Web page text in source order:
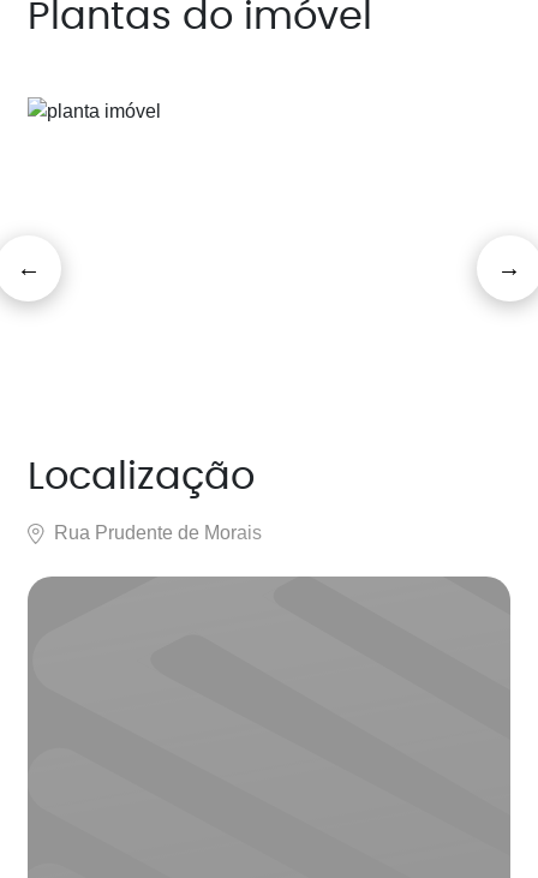
Plantas do imóvel
Localização
Rua Prudente de Morais